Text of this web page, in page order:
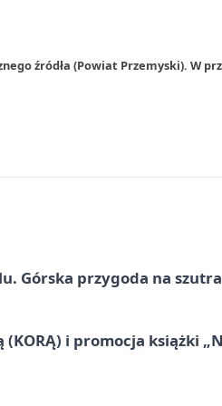
źródła (Powiat Przemyski). W
Górska przygoda na
i promocja książki